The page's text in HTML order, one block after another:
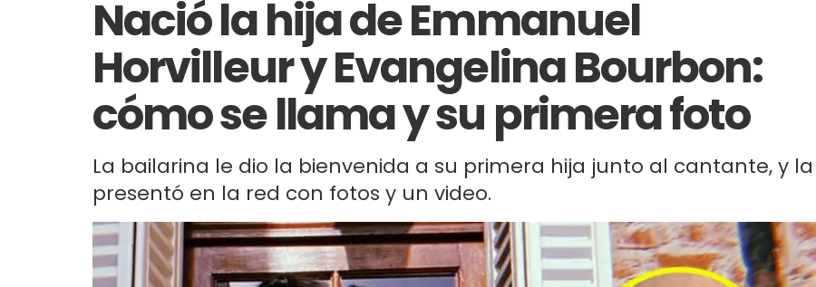
Nació la hija de Emmanuel
Horvilleur y Evangelina Bourbon:
cómo se llama y su primera foto
La bailarina le dio la bienvenida a su primera hija junto al cantante, y la
presentó en la red con fotos y un video.